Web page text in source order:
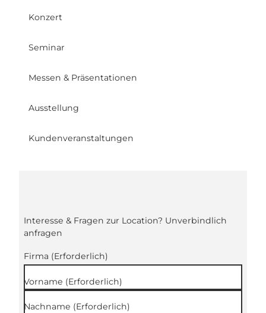
Konzert
Seminar
Messen & Präsentationen
Ausstellung
Kundenveranstaltungen
Interesse & Fragen zur Location? Unverbindlich
anfragen
Firma (Erforderlich)
Vorname (Erforderlich)
Nachname (Erforderlich)